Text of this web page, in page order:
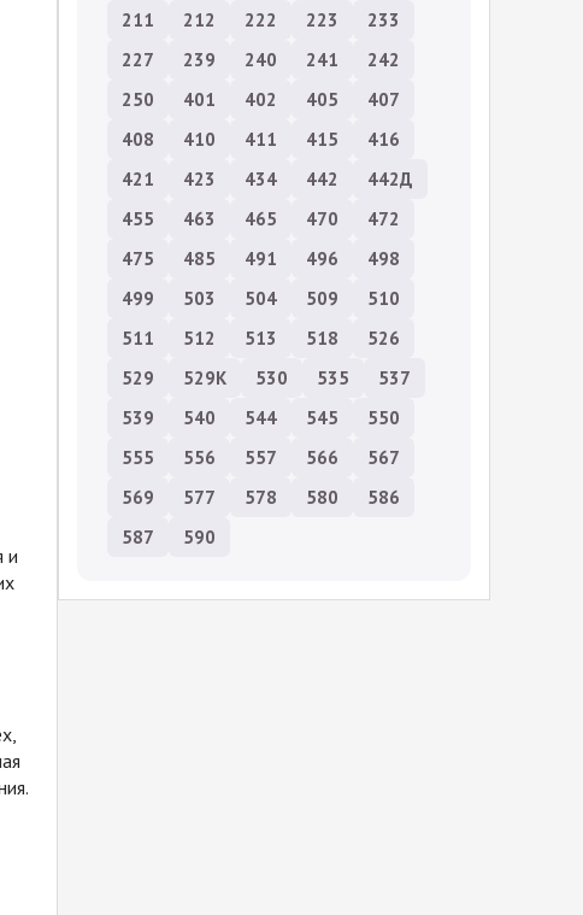
и
211
212 222 223
233
227
239 240 241
242
250
401 402 405
407
408
410 411 415
416
421
423 434 442
442Д
455
463 465 470
472
475
485 491 496
498
499
503 504 509
510
511
512 513 518
526
529
529К 530 535
537
539
540 544 545
550
555
556 557 566
567
569
577 578 580
586
587
590